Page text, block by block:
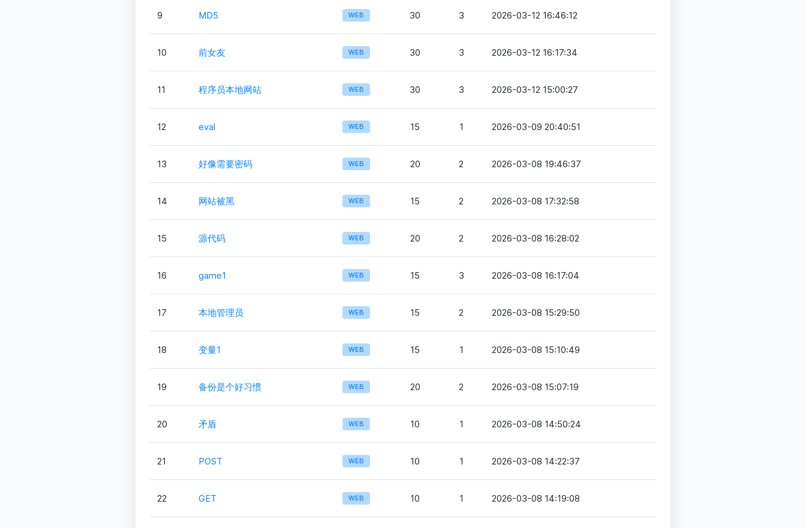
9 MD5 WEB 30 3 2026-03-12 16:46:12
10 前女友 WEB 30 3 2026-03-12 16:17:34
11 程序员本地网站 WEB 30 3 2026-03-12 15:00:27
12 eval WEB 15 1 2026-03-09 20:40:51
13 好像需要密码 WEB 20 2 2026-03-08 19:46:37
14 网站被黑 WEB 15 2 2026-03-08 17:32:58
15 源代码 WEB 20 2 2026-03-08 16:28:02
16 game1 WEB 15 3 2026-03-08 16:17:04
17 本地管理员 WEB 15 2 2026-03-08 15:29:50
18 变量1 WEB 15 1 2026-03-08 15:10:49
19 备份是个好习惯 WEB 20 2 2026-03-08 15:07:19
20 矛盾 WEB 10 1 2026-03-08 14:50:24
21 POST WEB 10 1 2026-03-08 14:22:37
22 GET WEB 10 1 2026-03-08 14:19:08